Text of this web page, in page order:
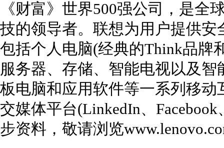
《财富》世界500强公司，是全
技的领导者。联想为用户提供
包括个人电脑(经典的Think品牌
服务器、存储、智能电视以及
板电脑和应用软件等一系列移
交媒体平台(LinkedIn、
步资料，敬请浏览